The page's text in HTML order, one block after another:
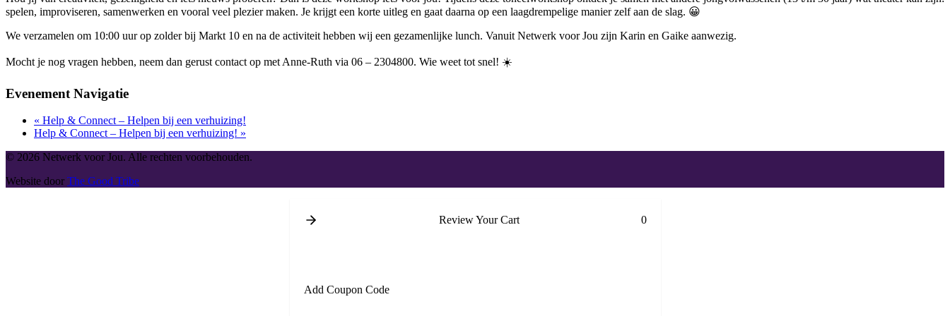
spelen, improviseren, samenwerken en vooral veel plezier maken. Je krijgt een korte uitleg en gaat daarna op een laagdrempelige manier zelf aan de slag. 😀
We verzamelen om 10:00 uur op zolder bij Markt 10 en na de activiteit hebben wij een gezamenlijke lunch. Vanuit Netwerk voor Jou zijn Karin en Gaike aanwezig.
Mocht je nog vragen hebben, neem dan gerust contact op met Anne-Ruth via 06 – 2304800. Wie weet tot snel! ☀️
Evenement Navigatie
« Help & Connect – Helpen bij een verhuizing!
Help & Connect – Helpen bij een verhuizing! »
© 2026 Netwerk voor Jou. Alle rechten voorbehouden.
Website door The Good Tribe
Review Your Cart 0
Add Coupon Code